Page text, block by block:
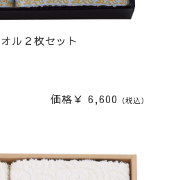
ル２枚セット
価格￥ 6,600 （税込）